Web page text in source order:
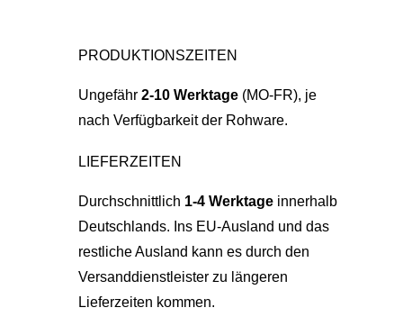
PRODUKTIONSZEITEN
Ungefähr 2-10 Werktage(MO-FR), je
nach Verfügbarkeit der Rohware.
LIEFERZEITEN
Durchschnittlich 1-4 Werktageinnerhalb
Deutschlands. Ins EU-Ausland und das
restliche Ausland kann es durch den
Versanddienstleister zu längeren
Lieferzeiten kommen.